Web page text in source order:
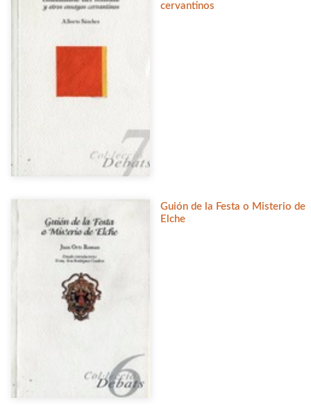
cervantinos
Guión de la Festa o Misterio de
Elche